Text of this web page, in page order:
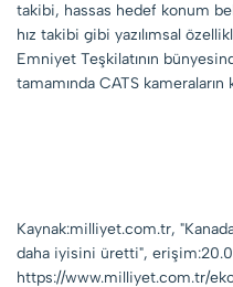
takibi, hassas hedef konum
hız takibi gibi yazılımsal
Emniyet Teşkilatının
tamamında CATS kameraların
Kaynak:milliyet.com.tr,
daha iyisini üretti",
https://www.milliyet.com.tr/